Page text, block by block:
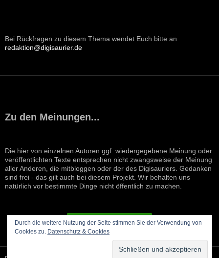
Bei Rückfragen zu diesem Thema wendet Euch bitte an
redaktion@digisaurier.de
Zu den Meinungen...
Die hier von einzelnen Autoren ggf. wiedergegebene Meinung oder
veröffentlichten Texte entsprechen nicht zwangsweise der Meinung
aller Anderen, die mitbloggen oder der des Digisauriers. Gedanken
sind frei - das gilt auch bei diesem Projekt. Wir behalten uns
natürlich vor bestimmte Dinge nicht öffentlich zu machen.
VERTRAG WIDERRUFEN
Durch die weitere Nutzung der Seite stimmen Sie der Verwendung von
Cookies zu. Datenschutz & Cookies